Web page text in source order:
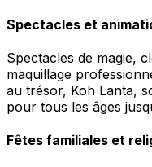
Spectacles et
Spectacles de magie,
maquillage
au trésor, Koh Lanta,
pour tous les âges
Fêtes familiales et